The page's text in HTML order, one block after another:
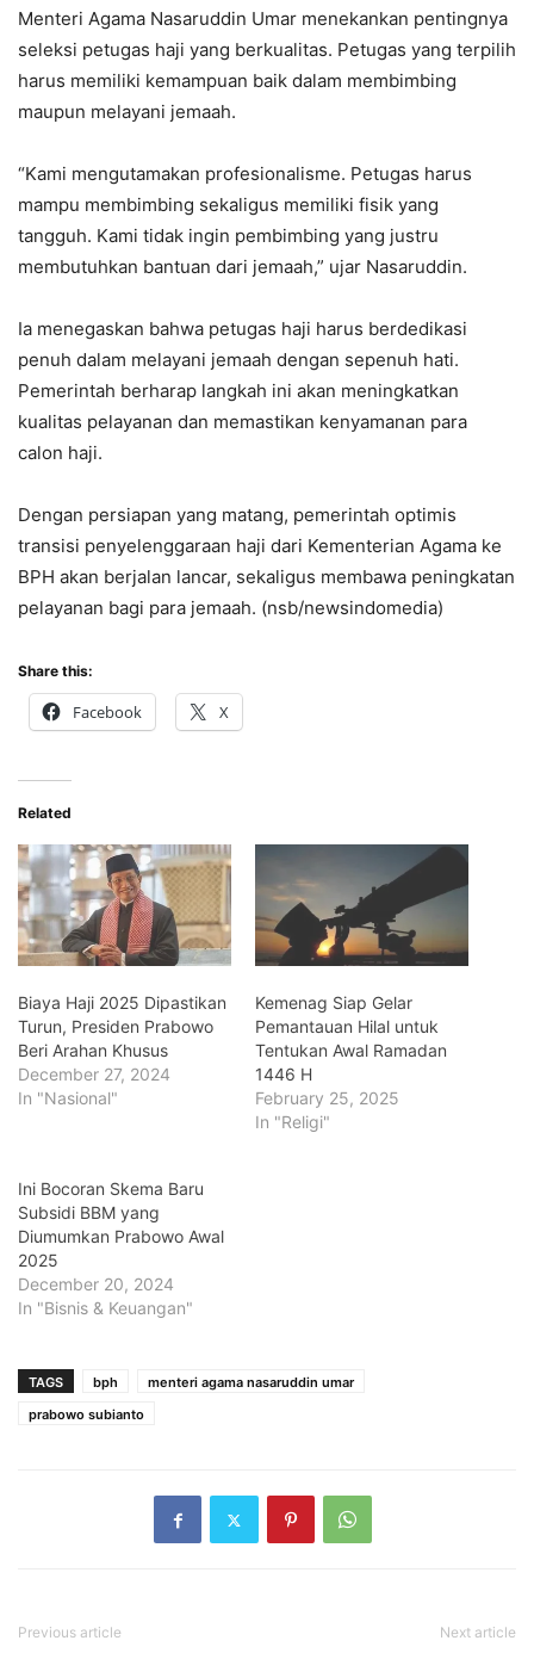
Menteri Agama Nasaruddin Umar menekankan pentingnya
seleksi petugas haji yang berkualitas. Petugas yang terpilih
harus memiliki kemampuan baik dalam membimbing
maupun melayani jemaah.
“Kami mengutamakan profesionalisme. Petugas harus
mampu membimbing sekaligus memiliki fisik yang
tangguh. Kami tidak ingin pembimbing yang justru
membutuhkan bantuan dari jemaah,” ujar Nasaruddin.
Ia menegaskan bahwa petugas haji harus berdedikasi
penuh dalam melayani jemaah dengan sepenuh hati.
Pemerintah berharap langkah ini akan meningkatkan
kualitas pelayanan dan memastikan kenyamanan para
calon haji.
Dengan persiapan yang matang, pemerintah optimis
transisi penyelenggaraan haji dari Kementerian Agama ke
BPH akan berjalan lancar, sekaligus membawa peningkatan
pelayanan bagi para jemaah. (nsb/newsindomedia)
Share this:
Facebook X
Related
Biaya Haji 2025 Dipastikan
Turun, Presiden Prabowo
Beri Arahan Khusus
December 27, 2024
In "Nasional"
Kemenag Siap Gelar
Pemantauan Hilal untuk
Tentukan Awal Ramadan
1446 H
February 25, 2025
In "Religi"
Ini Bocoran Skema Baru
Subsidi BBM yang
Diumumkan Prabowo Awal
2025
December 20, 2024
In "Bisnis & Keuangan"
TAGS bph
menteri agama nasaruddin umar
prabowo subianto
Previous article Next article